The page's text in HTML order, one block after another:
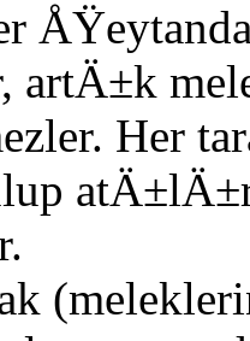
artÄ±k
Her